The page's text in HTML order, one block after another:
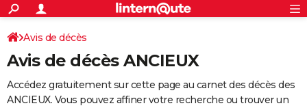
ACTUALITÉS
Politique
Société
Faits Divers
Education
Monde
Villes
+
SPORT
Coupe du monde 2026
Football
Tennis
Cyclisme
Rugby
Forum
Programme TV
TNT
Streaming
Cinéma
Sorties cinéma
Musique
+
FINANCE
Avis de décès
Avis de décès ANCIEUX
Accédez gratuitement sur cette page au carnet des décès des
ANCIEUX. Vous pouvez affiner votre recherche ou trouver un